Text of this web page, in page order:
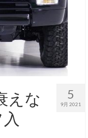
5
9月 2021
えな